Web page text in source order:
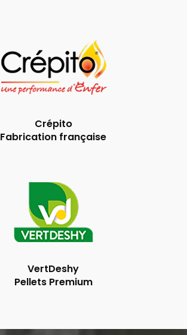
Crépito
Fabrication française
VertDeshy
Pellets Premium